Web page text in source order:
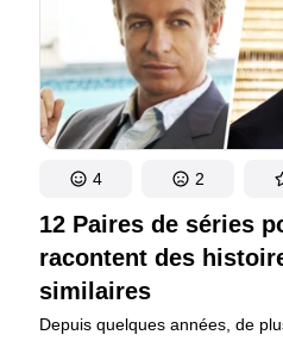
entendu dire que Michel-Ange
fresques en étant allongé. Ce
En réalité, le peintre a créé un
de plateformes lui permettant
Tu es en train d’admirer la
la fresque du milieu. L’artiste
sa connaissance précise de
12 Paires de séries
racontent des
similaires
Depuis quelques années, de
4 2